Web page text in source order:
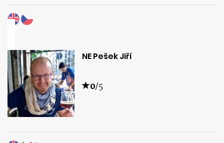
NE Pešek Jiří
0/5